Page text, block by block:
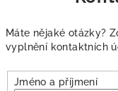
Máte nějaké otázky?
vyplnění kontaktních
Jméno a příjmení